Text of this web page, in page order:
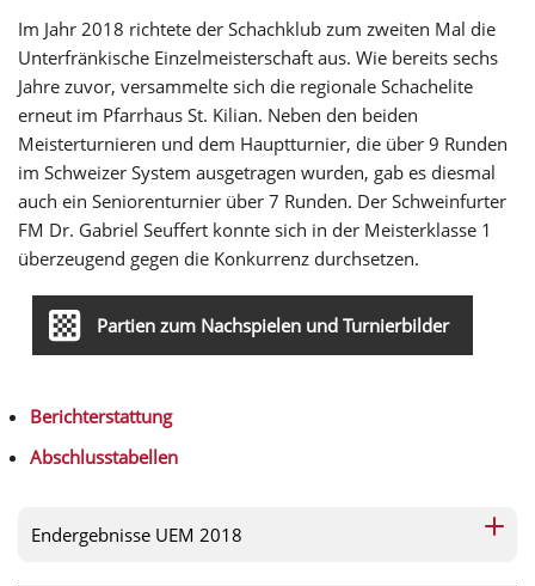
Im Jahr 2018 richtete der Schachklub zum zweiten Mal die
Unterfränkische Einzelmeisterschaft aus. Wie bereits sechs
Jahre zuvor, versammelte sich die regionale Schachelite
erneut im Pfarrhaus St. Kilian. Neben den beiden
Meisterturnieren und dem Hauptturnier, die über 9 Runden
im Schweizer System ausgetragen wurden, gab es diesmal
auch ein Seniorenturnier über 7 Runden. Der Schweinfurter
FM Dr. Gabriel Seuffert konnte sich in der Meisterklasse 1
überzeugend gegen die Konkurrenz durchsetzen.
Partien zum Nachspielen und Turnierbilder
Berichterstattung
Abschlusstabellen
Endergebnisse UEM 2018